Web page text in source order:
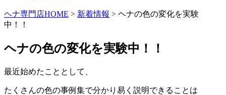
ヘナ専門店HOME > 新着情報 > ヘナの色の変化を実験
中！！
ヘナの色の変化を実験中！！
最近始めたこととして、
たくさんの色の事例集で分かり易く説明できることは